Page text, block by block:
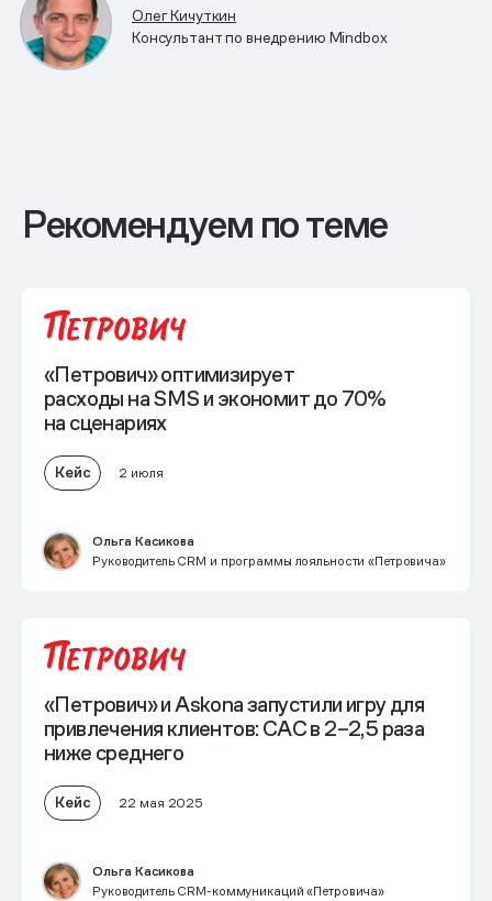
Олег Кичуткин
Консультант по внедрению Mindbox
Рекомендуем по теме
«Петрович» оптимизирует
расходы на SMS и экономит до 70%
на сценариях
Кейс 2 июля
Ольга Касикова
Руководитель CRM и программы лояльности «Петровича»
«Петрович» и Askona запустили игру для
привлечения клиентов: САС в 2–2,5 раза
ниже среднего
Кейс 22 мая 2025
Ольга Касикова
Руководитель CRM-коммуникаций «Петровича»